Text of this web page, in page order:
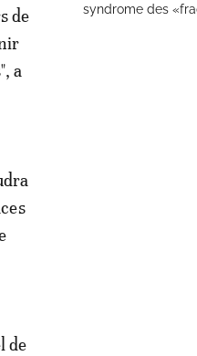
de
a
de
syndrome des